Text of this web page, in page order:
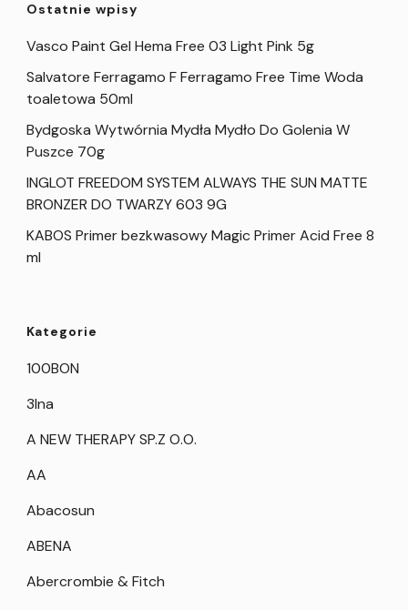
Ostatnie wpisy
Vasco Paint Gel Hema Free 03 Light Pink 5g
Salvatore Ferragamo F Ferragamo Free Time Woda
toaletowa 50ml
Bydgoska Wytwórnia Mydła Mydło Do Golenia W
Puszce 70g
INGLOT FREEDOM SYSTEM ALWAYS THE SUN MATTE
BRONZER DO TWARZY 603 9G
KABOS Primer bezkwasowy Magic Primer Acid Free 8
ml
Kategorie
100BON
3Ina
A NEW THERAPY SP.Z O.O.
AA
Abacosun
ABENA
Abercrombie & Fitch